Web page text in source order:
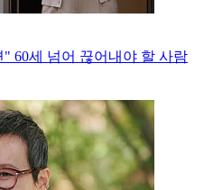
60세 넘어 끊어내야 할 사람